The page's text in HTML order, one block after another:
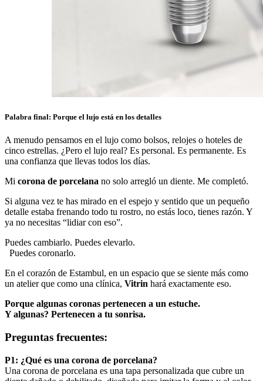
Palabra final: Porque el lujo está en los detalles
A menudo pensamos en el lujo como bolsos, relojes o hoteles de
cinco estrellas. ¿Pero el lujo real? Es personal. Es permanente. Es
una confianza que llevas todos los días.
Mi corona de porcelana no solo arregló un diente. Me completó.
Si alguna vez te has mirado en el espejo y sentido que un pequeño
detalle estaba frenando todo tu rostro, no estás loco, tienes razón. Y
ya no necesitas “lidiar con eso”.
Puedes cambiarlo. Puedes elevarlo.
Puedes coronarlo.
En el corazón de Estambul, en un espacio que se siente más como
un atelier que como una clínica, Vitrin hará exactamente eso.
Porque algunas coronas pertenecen a un estuche.
Y algunas? Pertenecen a tu sonrisa.
Preguntas frecuentes:
P1: ¿Qué es una corona de porcelana?
Una corona de porcelana es una tapa personalizada que cubre un